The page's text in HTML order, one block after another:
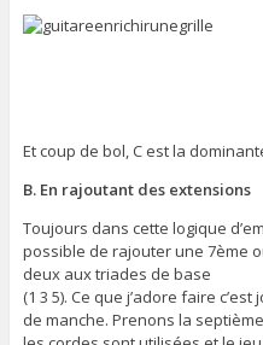
Et coup de bol, C est la
B. En rajoutant des extensions
Toujours dans cette logique
possible de rajouter une 7ème
deux aux triades de base
(1 3 5). Ce que j’adore faire
de manche. Prenons la